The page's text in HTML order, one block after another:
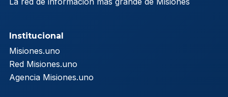
Institucional
Misiones.uno
Red Misiones.uno
Agencia Misiones.uno